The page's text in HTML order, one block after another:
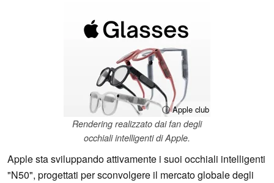
ⓘ Apple club
Rendering realizzato dai fan degli
occhiali intelligenti di Apple.
Apple sta sviluppando attivamente i suoi occhiali intelligenti
"N50", progettati per sconvolgere il mercato globale degli